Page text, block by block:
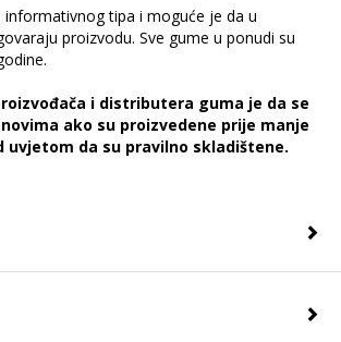
informativnog tipa i moguće je da u
proizvodu. Sve gume u ponudi su
i distributera guma je da se
ako su proizvedene prije manje
uvjetom da su pravilno skladištene.